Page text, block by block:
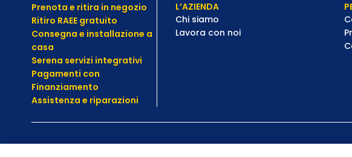
Prenota e ritira in negozio
Ritiro RAEE gratuito
Consegna e installazione a
casa
Serena servizi integrativi
Pagamenti con
Finanziamento
Assistenza e riparazioni
L’AZIENDA
Chi siamo
Lavora con noi